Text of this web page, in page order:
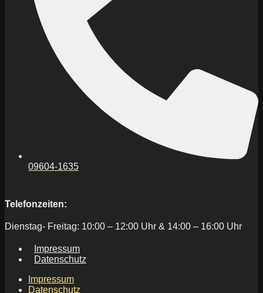
09604-1635
Telefonzeiten:
Dienstag- Freitag: 10:00 – 12:00 Uhr & 14:00 – 16:00 Uhr
Impressum
Datenschutz
Impressum
Datenschutz